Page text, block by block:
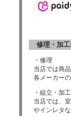
修理・加
・修理
当店では商
各メーカー
・組立・加
当店では、
やインレタ